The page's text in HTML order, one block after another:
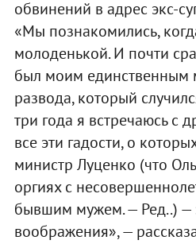
обвинений в адрес экс-
«Мы познакомились,
молоденькой. И почти
был моим единственным
развода, который
три года я встречаюсь с
все эти гадости, о
министр Луценко (что
оргиях с
бывшим мужем. — Ред..) —
воображения», —